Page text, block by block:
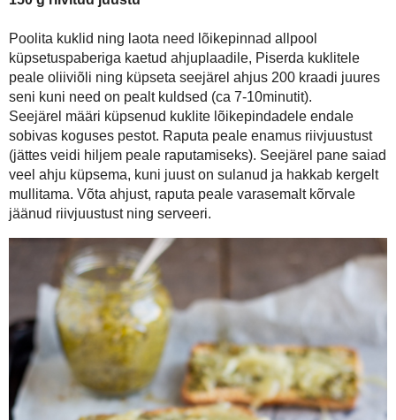
oliiviõli
pestot
150 g riivitud juustu
Poolita kuklid ning laota need lõikepinnad allpool
ning küpseta seejärel ahjus 200 kraadi juures seni kuni need on
Seejärel määri küpsenud kuklite lõikepindadele endale sobivas
(jättes veidi hiljem peale raputamiseks). Seejärel pane saiad
kergelt mullitama. Võta ahjust, raputa peale varasemalt kõrvale